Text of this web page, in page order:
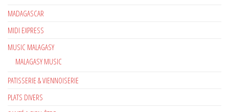
MADAGASCAR
MIDI EXPRESS
MUSIC MALAGASY
MALAGASY MUSIC
PATISSERIE & VIENNOISERIE
PLATS DIVERS